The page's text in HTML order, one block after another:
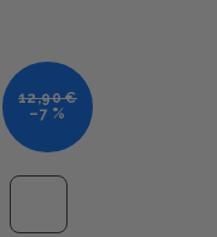
12,90 €
–7 %